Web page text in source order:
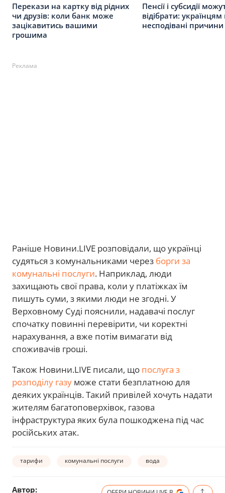
Перекази на картку від рідних
чи друзів: коли банк може
зацікавитись вашими
грошима
Пенсії і субсидії
відібрати:
несподівані причини
Реклама
Раніше Новини.LIVE розповідали, що українці
судяться з комунальниками через борги за
комунальні послуги. Наприклад, люди
захищають свої права, коли у платіжках їм
пишуть суми, з якими люди не згодні. У
Верховному Суді пояснили, надавачі послуг
спочатку повинні перевірити, чи коректні
нарахування, а вже потім вимагати від
споживачів гроші.
Також Новини.LIVE писали, що послуга з
розподілу газу може стати безплатною для
деяких українців. Такий привілей хочуть надати
жителям багатоповерхівок, газова
інфраструктура яких була пошкоджена під час
російських атак.
тарифи комунальні послуги вода
Автор: